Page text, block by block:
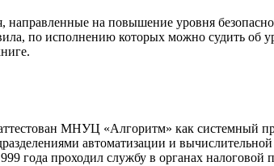
на повышение уровня
по исполнению которых можно судить об
МНУЦ «Алгоритм» как системный
автоматизации и
года проходил службу в органах